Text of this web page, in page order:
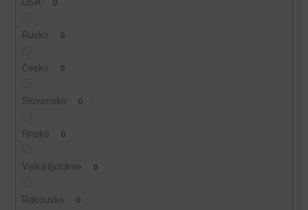
Rusko 0
Česko 0
Slovensko 0
Finsko 0
Velká Británie 0
Rakousko 0